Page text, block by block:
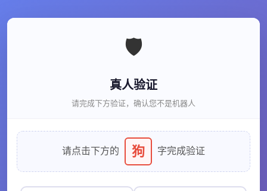
🛡️
真人验证
请完成下方验证，确认您不是机器人
请点击下方的 狗 字完成验证